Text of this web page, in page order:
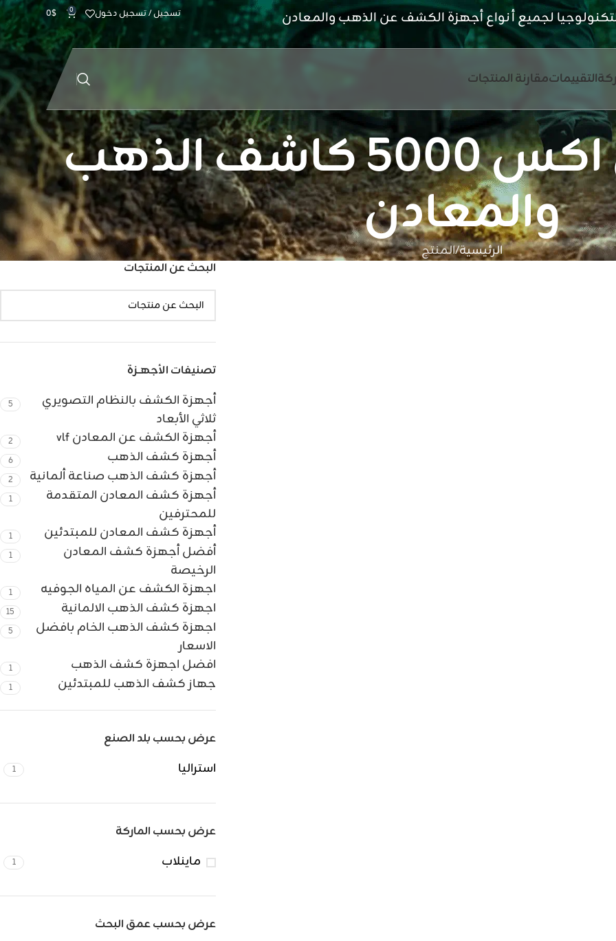
لجميع أنواع أجهزة الكشف عن الذهب والمعادن تسجيل / تسجيل دخول 0
0$
التقييماتمقارنة المنتجات
جهاز جي بي اكس 5000 كاشف الذهب
والمعادن
الرئيسية المنتج
البحث عن المنتجات
تصنيفات الأجهــزة
أجهزة الكشف بالنظام التصويري
ثلاثي الأبعاد
5
أجهزة الكشف عن المعادن vlf 2
أجهزة كشف الذهب 6
أجهزة كشف الذهب صناعة ألمانية 2
أجهزة كشف المعادن المتقدمة
للمحترفين
1
أجهزة كشف المعادن للمبتدئين 1
أفضل أجهزة كشف المعادن
الرخيصة
1
اجهزة الكشف عن المياه الجوفيه 1
اجهزة كشف الذهب الالمانية 15
اجهزة كشف الذهب الخام بافضل
الاسعار
5
افضل اجهزة كشف الذهب 1
جهاز كشف الذهب للمبتدئين 1
عرض بحسب بلد الصنع
استراليا 1
عرض بحسب الماركة
ماينلاب 1
عرض بحسب عمق البحث